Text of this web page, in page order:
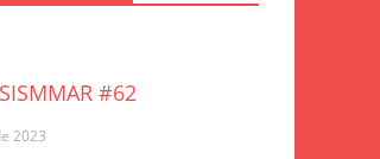
#62
2023